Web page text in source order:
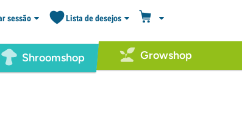
sessão Lista de desejos
Shroomshop Growshop